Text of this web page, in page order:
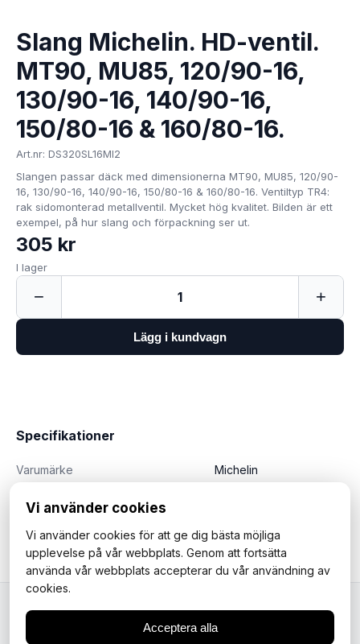
Slang Michelin. HD-ventil.
MT90, MU85, 120/90-16,
130/90-16, 140/90-16,
150/80-16 & 160/80-16.
Art.nr: DS320SL16MI2
Slangen passar däck med dimensionerna MT90, MU85, 120/90-
16, 130/90-16, 140/90-16, 150/80-16 & 160/80-16. Ventiltyp TR4:
rak sidomonterad metallventil. Mycket hög kvalitet. Bilden är ett
exempel, på hur slang och förpackning ser ut.
305 kr
I lager
− 1 +
Lägg i kundvagn
Specifikationer
Varumärke Michelin
Mopedfantasterna
Vi använder cookies
Vi använder cookies för att ge dig bästa möjliga
upplevelse på vår webbplats. Genom att fortsätta
använda vår webbplats accepterar du vår användning av
cookies.
Acceptera alla